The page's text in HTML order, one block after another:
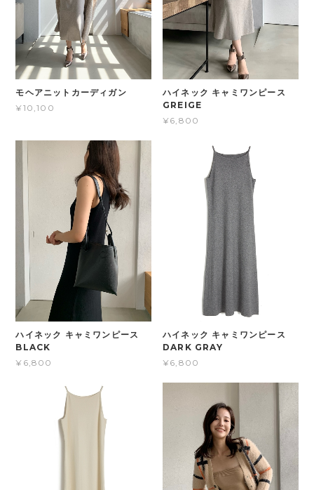
モヘアニットカーディガン
¥10,100
ハイネック キャミワンピース
GREIGE
¥6,800
ハイネック キャミワンピース
BLACK
¥6,800
ハイネック キャミワンピース
DARK GRAY
¥6,800